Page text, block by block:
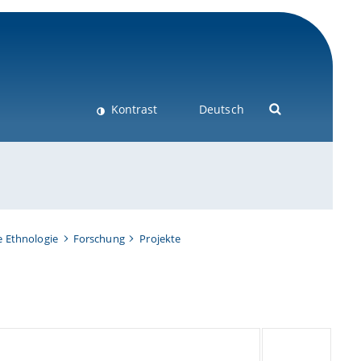
Kontrast Deutsch
Ethnologie Forschung Projekte